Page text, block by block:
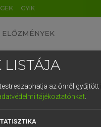
GYIK
ELŐZMÉNYEK
uniós
LISTÁJA
az önről
tájékoztatónkat.
DE CN FR ES IT NL
1 2 3 4